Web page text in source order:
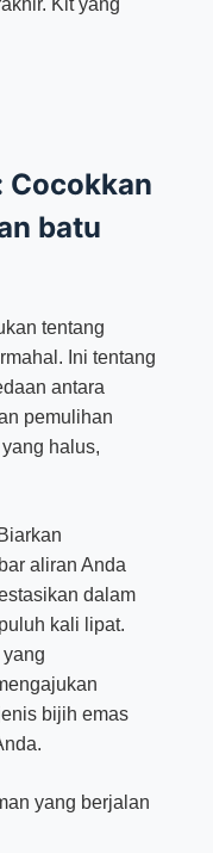
Cocokkan
batu
tentang
Ini tentang
antara
pemulihan
halus,
aliran Anda
dalam
kali lipat.
bijih emas
yang berjalan